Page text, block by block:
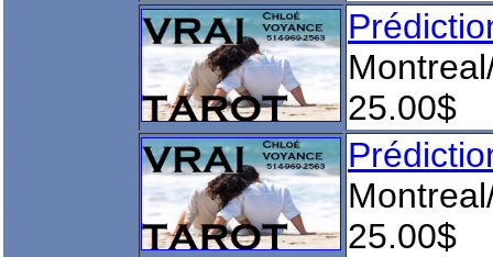
25.00$
25.00$